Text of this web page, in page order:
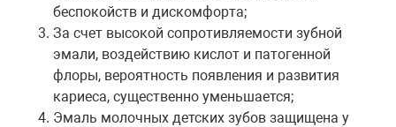
беспокойств и дискомфорта;
За счет высокой сопротивляемости зубной
эмали, воздействию кислот и патогенной
флоры, вероятность появления и развития
кариеса, существенно уменьшается;
Эмаль молочных детских зубов защищена у